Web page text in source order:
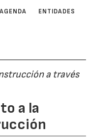
AGENDA ENTIDADES
a través
a la